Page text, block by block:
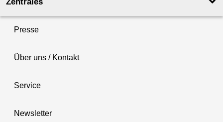
Presse
Über uns / Kontakt
Service
Newsletter